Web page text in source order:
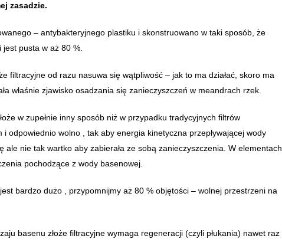
zasadzie.
– antybakteryjnego plastiku i skonstruowano w taki sposób, że
pusta w aż 80 %.
filtracyjne od razu nasuwa się wątpliwość – jak to ma działać, skoro ma
właśnie zjawisko osadzania się zanieczyszczeń w meandrach rzek.
w zupełnie inny sposób niż w przypadku tradycyjnych filtrów
odpowiednio wolno , tak aby energia kinetyczna przepływającej wody
ale nie tak wartko aby zabierała ze sobą zanieczyszczenia. W elementach
pochodzące z wody basenowej.
bardzo dużo , przypomnijmy aż 80 % objętości – wolnej przestrzeni na
basenu złoże filtracyjne wymaga regeneracji (czyli płukania) nawet raz